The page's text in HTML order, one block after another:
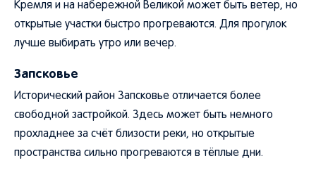
Кремля и на набережной Великой может быть ветер, но
открытые участки быстро прогреваются. Для прогулок
лучше выбирать утро или вечер.
Запсковье
Исторический район Запсковье отличается более
свободной застройкой. Здесь может быть немного
прохладнее за счёт близости реки, но открытые
пространства сильно прогреваются в тёплые дни.